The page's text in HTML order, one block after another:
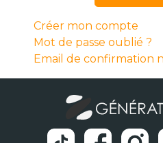
Créer mon compte
Mot de passe oublié ?
Email de confirmation